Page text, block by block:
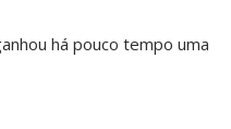
há pouco tempo uma